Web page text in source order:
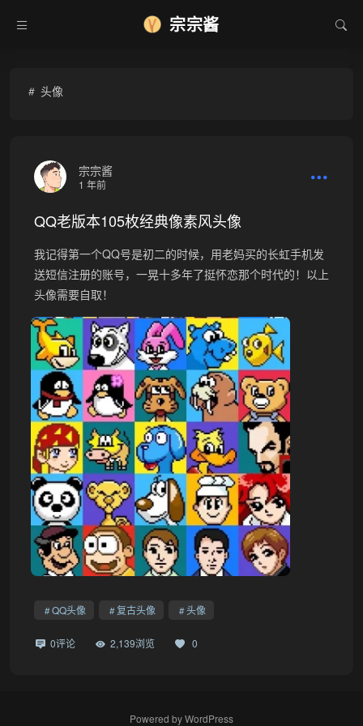
宗宗酱
头像
宗宗酱
1 年前
QQ老版本105枚经典像素风头像
我记得第一个QQ号是初二的时候，用老妈买的长虹手机发
送短信注册的账号，一晃十多年了挺怀恋那个时代的！以上
头像需要自取！
QQ头像 复古头像 头像
0评论 2,139浏览 0
Powered byWordPress